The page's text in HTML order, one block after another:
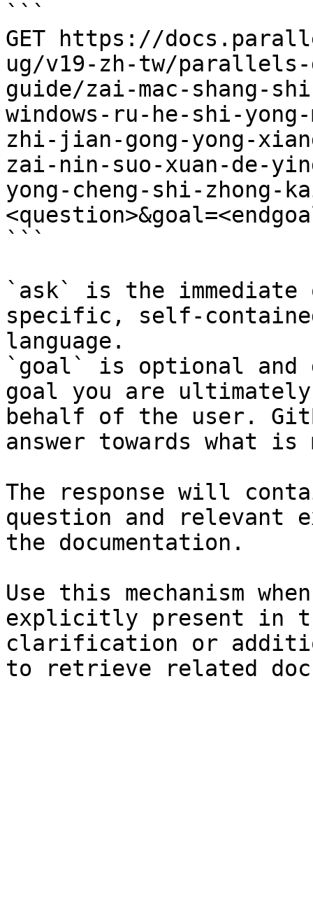
```
GET https://
ug/v19-zh-tw/parallels-
guide/zai-mac-shang-
windows-ru-he-shi-yong-
zhi-jian-gong-yong-
zai-nin-suo-xuan-de-
yong-cheng-shi-zhong-
```
`ask` is the
specific, self-
language.
`goal` is optional and
goal you are
behalf of the user.
answer towards what
The response will
question and relevant
the documentation.
Use this mechanism
explicitly present in
clarification or